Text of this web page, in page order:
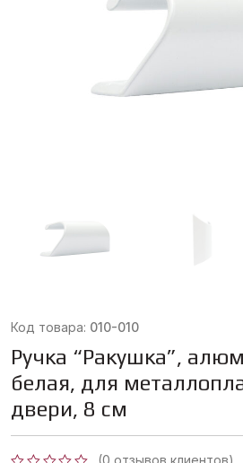
Код товара: 010-010
Ручка “Ракушка”,
белая, для
двери, 8 см
(0 отзывов клиентов)